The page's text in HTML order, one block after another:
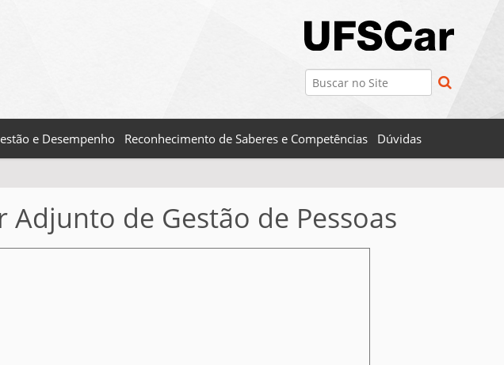
Busca
e Desempenho Reconhecimento de Saberes e Competências Dúvidas
de Gestão de Pessoas